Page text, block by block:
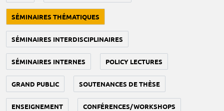
SÉMINAIRES THÉMATIQUES
SÉMINAIRES INTERDISCIPLINAIRES
SÉMINAIRES INTERNES POLICY LECTURES
GRAND PUBLIC SOUTENANCES DE THÈSE
ENSEIGNEMENT CONFÉRENCES/WORKSHOPS